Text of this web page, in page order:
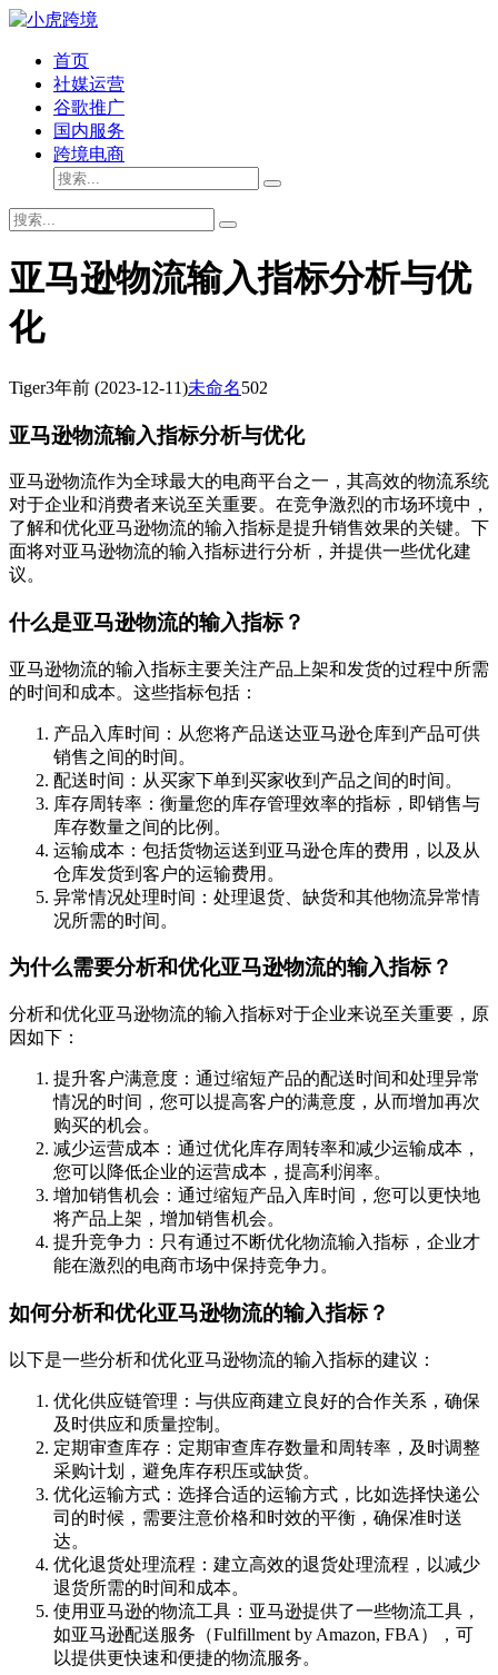
首页
社媒运营
谷歌推广
国内服务
跨境电商
亚马逊物流输入指标分析与优
化
Tiger3年前 (2023-12-11)未命名502
亚马逊物流输入指标分析与优化
亚马逊物流作为全球最大的电商平台之一，其高效的物流系统
对于企业和消费者来说至关重要。在竞争激烈的市场环境中，
了解和优化亚马逊物流的输入指标是提升销售效果的关键。下
面将对亚马逊物流的输入指标进行分析，并提供一些优化建
议。
什么是亚马逊物流的输入指标？
亚马逊物流的输入指标主要关注产品上架和发货的过程中所需
的时间和成本。这些指标包括：
产品入库时间：从您将产品送达亚马逊仓库到产品可供
销售之间的时间。
配送时间：从买家下单到买家收到产品之间的时间。
库存周转率：衡量您的库存管理效率的指标，即销售与
库存数量之间的比例。
运输成本：包括货物运送到亚马逊仓库的费用，以及从
仓库发货到客户的运输费用。
异常情况处理时间：处理退货、缺货和其他物流异常情
况所需的时间。
为什么需要分析和优化亚马逊物流的输入指标？
分析和优化亚马逊物流的输入指标对于企业来说至关重要，原
因如下：
提升客户满意度：通过缩短产品的配送时间和处理异常
情况的时间，您可以提高客户的满意度，从而增加再次
购买的机会。
减少运营成本：通过优化库存周转率和减少运输成本，
您可以降低企业的运营成本，提高利润率。
增加销售机会：通过缩短产品入库时间，您可以更快地
将产品上架，增加销售机会。
提升竞争力：只有通过不断优化物流输入指标，企业才
能在激烈的电商市场中保持竞争力。
如何分析和优化亚马逊物流的输入指标？
以下是一些分析和优化亚马逊物流的输入指标的建议：
优化供应链管理：与供应商建立良好的合作关系，确保
及时供应和质量控制。
定期审查库存：定期审查库存数量和周转率，及时调整
采购计划，避免库存积压或缺货。
优化运输方式：选择合适的运输方式，比如选择快递公
司的时候，需要注意价格和时效的平衡，确保准时送
达。
优化退货处理流程：建立高效的退货处理流程，以减少
退货所需的时间和成本。
使用亚马逊的物流工具：亚马逊提供了一些物流工具，
如亚马逊配送服务（Fulfillment by Amazon, FBA），可
以提供更快速和便捷的物流服务。